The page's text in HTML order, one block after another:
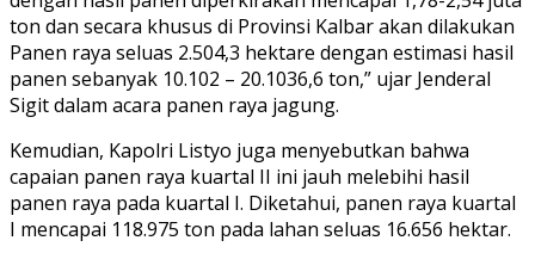
ton dan secara khusus di Provinsi Kalbar akan dilakukan
Panen raya seluas 2.504,3 hektare dengan estimasi hasil
panen sebanyak 10.102 – 20.1036,6 ton,” ujar Jenderal
Sigit dalam acara panen raya jagung.
Kemudian, Kapolri Listyo juga menyebutkan bahwa
capaian panen raya kuartal II ini jauh melebihi hasil
panen raya pada kuartal I. Diketahui, panen raya kuartal
I mencapai 118.975 ton pada lahan seluas 16.656 hektar.